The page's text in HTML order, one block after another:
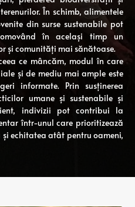
În schimb, alimentele
din surse sustenabile pot
în același timp un
și comunități mai sănătoase.
ce mâncăm, modul în care
și de mediu mai ample este
informate. Prin susținerea
umane și sustenabile și
indivizii pot contribui la
într-unul care prioritizează
echitatea atât pentru oameni,